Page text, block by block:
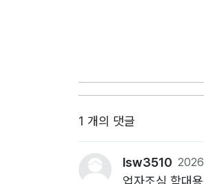
1 개의 댓글
lsw3510
업자조심 학대